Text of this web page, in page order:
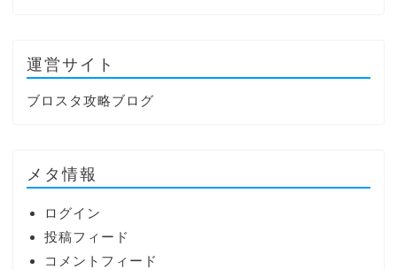
運営サイト
ブロスタ攻略ブログ
メタ情報
ログイン
投稿フィード
コメントフィード